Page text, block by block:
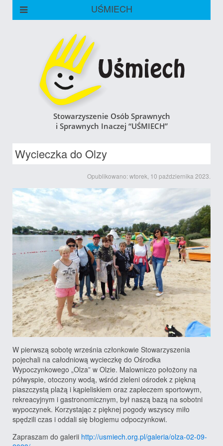
UŚMIECH
Stowarzyszenie Osób Sprawnych
i Sprawnych Inaczej “UŚMIECH”
Wycieczka do Olzy
Opublikowano: wtorek, 10 października 2023.
W pierwszą sobotę września członkowie Stowarzyszenia
pojechali na całodniową wycieczkę do Ośrodka
Wypoczynkowego „Olza” w Olzie. Malowniczo położony na
półwyspie, otoczony wodą, wśród zieleni ośrodek z piękną
piaszczystą plażą i kąpieliskiem oraz zapleczem sportowym,
rekreacyjnym i gastronomicznym, był naszą bazą na sobotni
wypoczynek. Korzystając z pięknej pogody wszyscy miło
spędzili czas i oddali się błogiemu odpoczynkowi.
Zapraszam do galerii http://usmiech.org.pl/galeria/olza-02-09-